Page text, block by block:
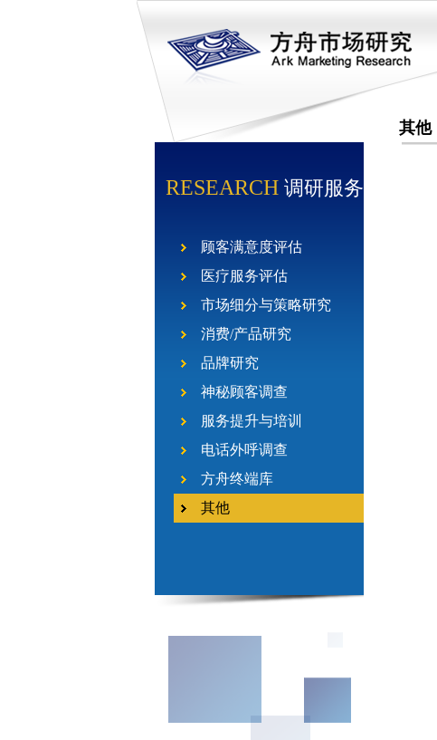
其他
RESEARCH 调研服务
顾客满意度评估
医疗服务评估
市场细分与策略研究
消费/产品研究
品牌研究
神秘顾客调查
服务提升与培训
电话外呼调查
方舟终端库
其他